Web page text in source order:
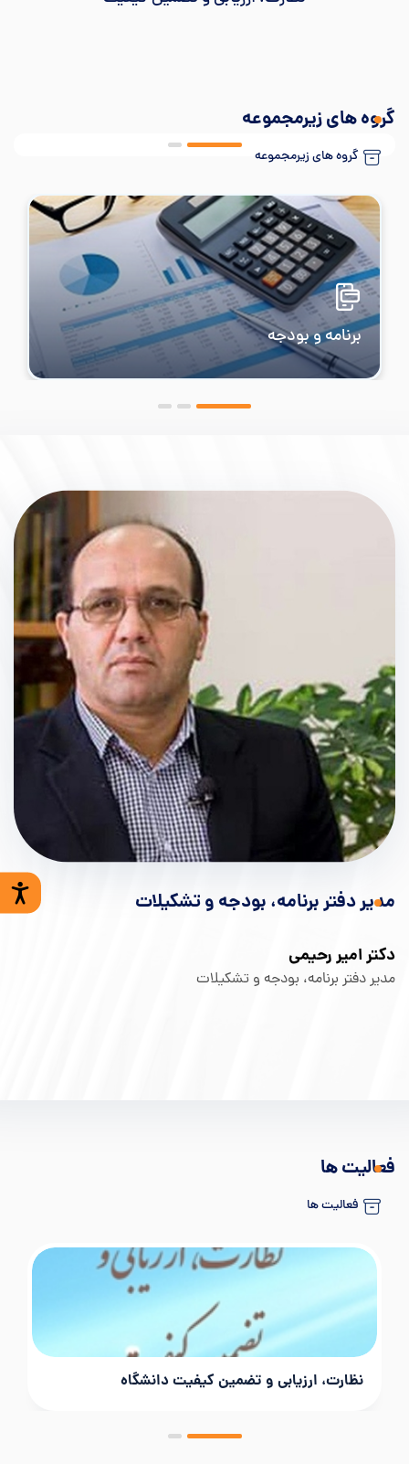
گروه های زیرمجموعه
گروه های زیرمجموعه
برنامه و بودجه
مدیر دفتر برنامه، بودجه و تشکیلات
دکتر امیر رحیمی
مدیر دفتر برنامه، بودجه و تشکیلات
فعالیت ها
فعالیت ها
نظارت، ارزیابی و تضمین کیفیت دانشگاه